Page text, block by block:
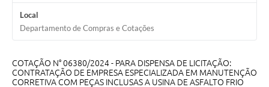
SIC
Local
Departamento de Compras e Cotações
COTAÇÃO N° 06380/2024 - PARA DISPENSA DE LICITAÇÃO:
CONTRATAÇÃO DE EMPRESA ESPECIALIZADA EM MANUTENÇÃO
CORRETIVA COM PEÇAS INCLUSAS A USINA DE ASFALTO FRIO